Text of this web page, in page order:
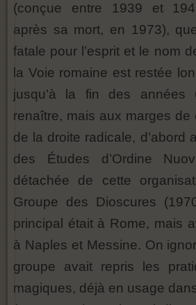
(conçue entre 1939 et
après sa mort, en 1973),
fatale pour l’esprit et le nom
la Voie romaine est restée
jusqu’à la fin des années
renaître, mais aux marges de
de la droite radicale, d’abord
des Études d’Ordine
détachée de cette
Groupe des Dioscures
principal était à Rome, mais
à Naples et Messine. On
groupe avait repris les
magiques, déjà en usage